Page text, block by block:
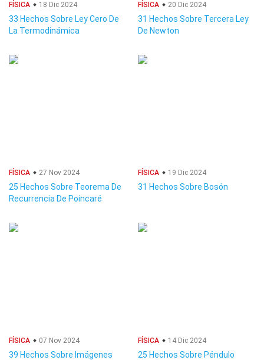
FÍSICA 18 Dic 2024
33 Hechos Sobre Ley Cero De
La Termodinámica
FÍSICA 20 Dic 2024
31 Hechos Sobre Tercera Ley
De Newton
FÍSICA 27 Nov 2024
25 Hechos Sobre Teorema De
Recurrencia De Poincaré
FÍSICA 19 Dic 2024
31 Hechos Sobre Bosón
FÍSICA 07 Nov 2024
39 Hechos Sobre Imágenes
FÍSICA 14 Dic 2024
25 Hechos Sobre Péndulo